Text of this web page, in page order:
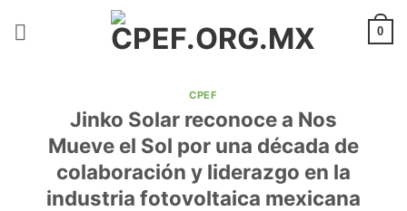
0
CPEF
Jinko Solar reconoce a Nos
Mueve el Sol por una década de
colaboración y liderazgo en la
industria fotovoltaica mexicana